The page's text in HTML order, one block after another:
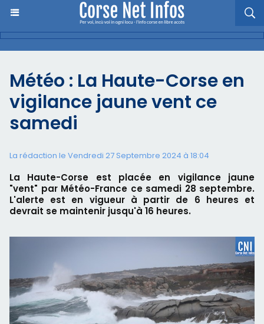
Météo : La Haute-Corse en
vigilance jaune vent ce
samedi
La rédaction le Vendredi 27 Septembre 2024 à 18:04
La Haute-Corse est placée en vigilance jaune
"vent" par Météo-France ce samedi 28 septembre.
L'alerte est en vigueur à partir de 6 heures et
devrait se maintenir jusqu'à 16 heures.